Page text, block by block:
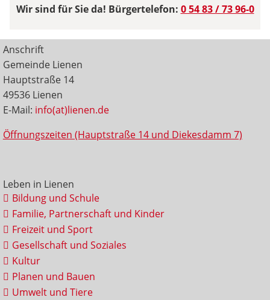
Wir sind für Sie da! Bürgertelefon: 0 54 83 / 73 96-0
Anschrift
Gemeinde Lienen
Hauptstraße 14
49536 Lienen
E-Mail: info(at)lienen.de
Öffnungszeiten (Hauptstraße 14 und Diekesdamm 7)
Leben in Lienen
Bildung und Schule
Familie, Partnerschaft und Kinder
Freizeit und Sport
Gesellschaft und Soziales
Kultur
Planen und Bauen
Umwelt und Tiere